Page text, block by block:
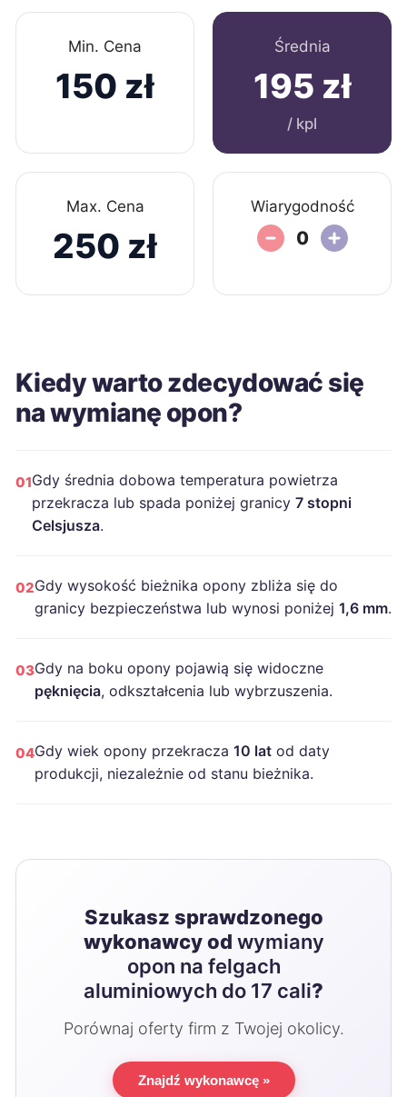
Min. Cena
150 zł
Średnia
195 zł
/ kpl
Max. Cena
250 zł
Wiarygodność
0
Kiedy warto zdecydować się
na wymianę opon?
01Gdy średnia dobowa temperatura powietrza
przekracza lub spada poniżej granicy 7 stopni
Celsjusza.
02Gdy wysokość bieżnika opony zbliża się do
granicy bezpieczeństwa lub wynosi poniżej 1,6 mm.
03Gdy na boku opony pojawią się widoczne
pęknięcia, odkształcenia lub wybrzuszenia.
04Gdy wiek opony przekracza 10 lat od daty
produkcji, niezależnie od stanu bieżnika.
Szukasz sprawdzonego
wykonawcy od wymiany
opon na felgach
aluminiowych do 17 cali?
Porównaj oferty firm z Twojej okolicy.
Znajdź wykonawcę »